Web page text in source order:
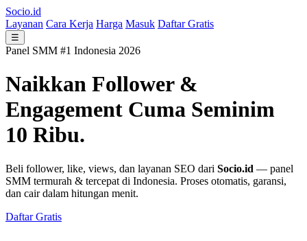
Socio.id
Layanan Cara Kerja Harga Masuk Daftar Gratis
☰
Panel SMM #1 Indonesia 2026
Naikkan Follower &
Engagement Cuma Seminim
10 Ribu.
Beli follower, like, views, dan layanan SEO dari Socio.id — panel
SMM termurah & tercepat di Indonesia. Proses otomatis, garansi,
dan cair dalam hitungan menit.
Daftar Gratis